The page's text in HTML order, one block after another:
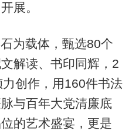
展。
为载体，甄选80个
解读、书印同辉，2
创作，用160件书法
与百年大党清廉底
的艺术盛宴，更是